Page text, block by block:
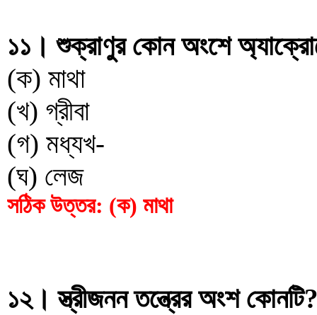
১১। শুক্রাণুর কোন অংশে
(ক) মাথা
(খ) গ্রীবা
(গ) মধ্যখ-
(ঘ) লেজ
সঠিক উত্তর: (ক) মাথা
১২। স্ত্রীজনন তন্ত্রের অংশ